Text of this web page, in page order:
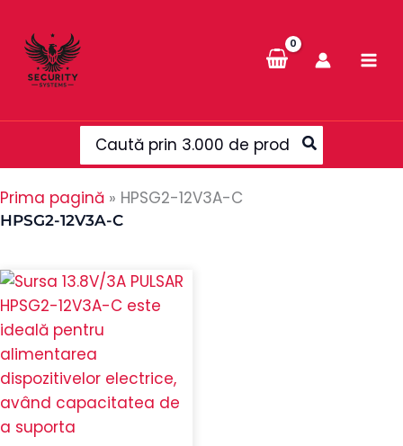
content
Search
for:
Prima pagină » HPSG2-12V3A-C
HPSG2-12V3A-C